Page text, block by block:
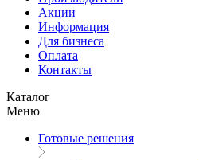
Акции
Информация
Для бизнеса
Оплата
Контакты
Каталог
Меню
Готовые решения